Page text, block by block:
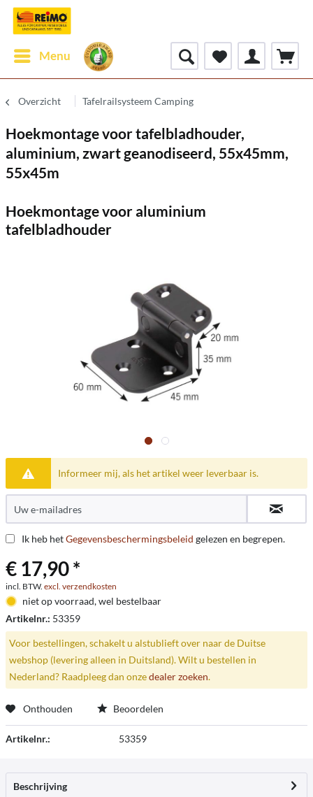
Menu
Overzicht Tafelrailsysteem Camping
Hoekmontage voor tafelbladhouder,
aluminium, zwart geanodiseerd, 55x45mm,
55x45m
Hoekmontage voor aluminium
tafelbladhouder
Informeer mij, als het artikel weer leverbaar is.
Ik heb hetGegevensbeschermingsbeleid gelezen en begrepen.
€ 17,90 *
incl. BTW. excl. verzendkosten
niet op voorraad, wel bestelbaar
Artikelnr.: 53359
Voor bestellingen, schakelt u alstublieft over naar de Duitse
webshop (levering alleen in Duitsland). Wilt u bestellen in
Nederland? Raadpleeg dan onzedealer zoeken.
Onthouden Beoordelen
Artikelnr.: 53359
Beschrijving